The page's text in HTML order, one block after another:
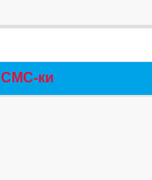
СМС-ки